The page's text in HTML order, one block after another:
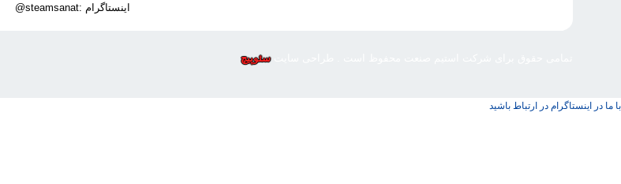
اینستاگرام :steamsanat@
تمامی حقوق برای شرکت استیم صنعت محفوظ است . طراحی سایتسئوپیچ
با ما در اینستاگرام در ارتباط باشید